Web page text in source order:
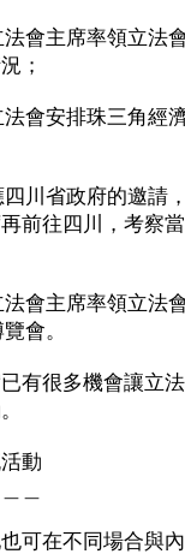
主席率領立法
；
安排珠三角經
省政府的邀請
前往四川，考察
主席率領立法
會。
很多機會讓立法
動
在不同場合與內